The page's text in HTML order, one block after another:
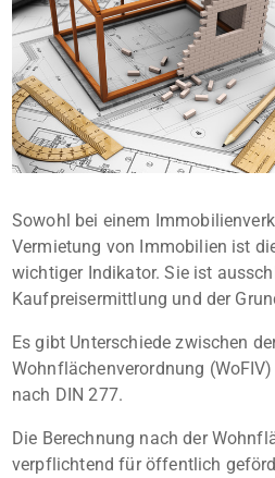
Sowohl bei einem
Vermietung von Immobilien ist
wichtiger Indikator. Sie ist
Kaufpreisermittlung und der
Es gibt Unterschiede zwischen
Wohnflächenverordnung
nach DIN 277.
Die Berechnung nach der
verpflichtend für öffentlich